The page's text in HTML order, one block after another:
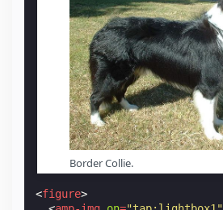
Border Collie.
<figure>